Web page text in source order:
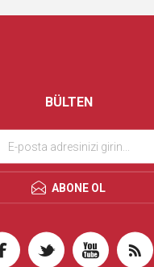
BÜLTEN
ABONE OL